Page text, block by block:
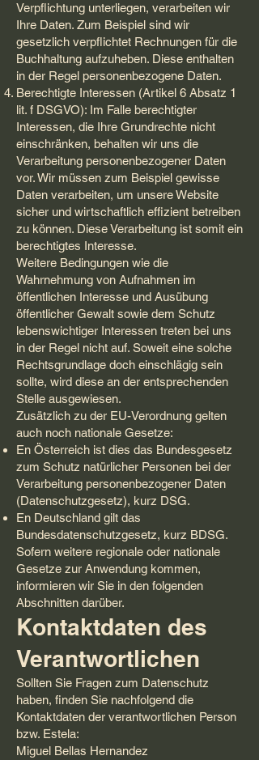
Verpflichtung unterliegen, verarbeiten wir
Ihre Daten. Zum Beispiel sind wir
gesetzlich verpflichtet Rechnungen für die
Buchhaltung aufzuheben. Diese enthalten
in der Regel personenbezogene Daten.
Berechtigte Interessen (Artikel 6 Absatz 1
lit. f DSGVO): Im Falle berechtigter
Interessen, die Ihre Grundrechte nicht
einschränken, behalten wir uns die
Verarbeitung personenbezogener Daten
vor. Wir müssen zum Beispiel gewisse
Daten verarbeiten, um unsere Website
sicher und wirtschaftlich effizient betreiben
zu können. Diese Verarbeitung ist somit ein
berechtigtes Interesse.
Weitere Bedingungen wie die
Wahrnehmung von Aufnahmen im
öffentlichen Interesse und Ausübung
öffentlicher Gewalt sowie dem Schutz
lebenswichtiger Interessen treten bei uns
in der Regel nicht auf. Soweit eine solche
Rechtsgrundlage doch einschlägig sein
sollte, wird diese an der entsprechenden
Stelle ausgewiesen.
Zusätzlich zu der EU-Verordnung gelten
auch noch nationale Gesetze:
En Österreich ist dies das Bundesgesetz
zum Schutz natürlicher Personen bei der
Verarbeitung personenbezogener Daten
(Datenschutzgesetz), kurz DSG.
En Deutschland gilt das
Bundesdatenschutzgesetz, kurz BDSG.
Sofern weitere regionale oder nationale
Gesetze zur Anwendung kommen,
informieren wir Sie in den folgenden
Abschnitten darüber.
Kontaktdaten des
Verantwortlichen
Sollten Sie Fragen zum Datenschutz
haben, finden Sie nachfolgend die
Kontaktdaten der verantwortlichen Person
bzw. Estela:
Miguel Bellas Hernandez